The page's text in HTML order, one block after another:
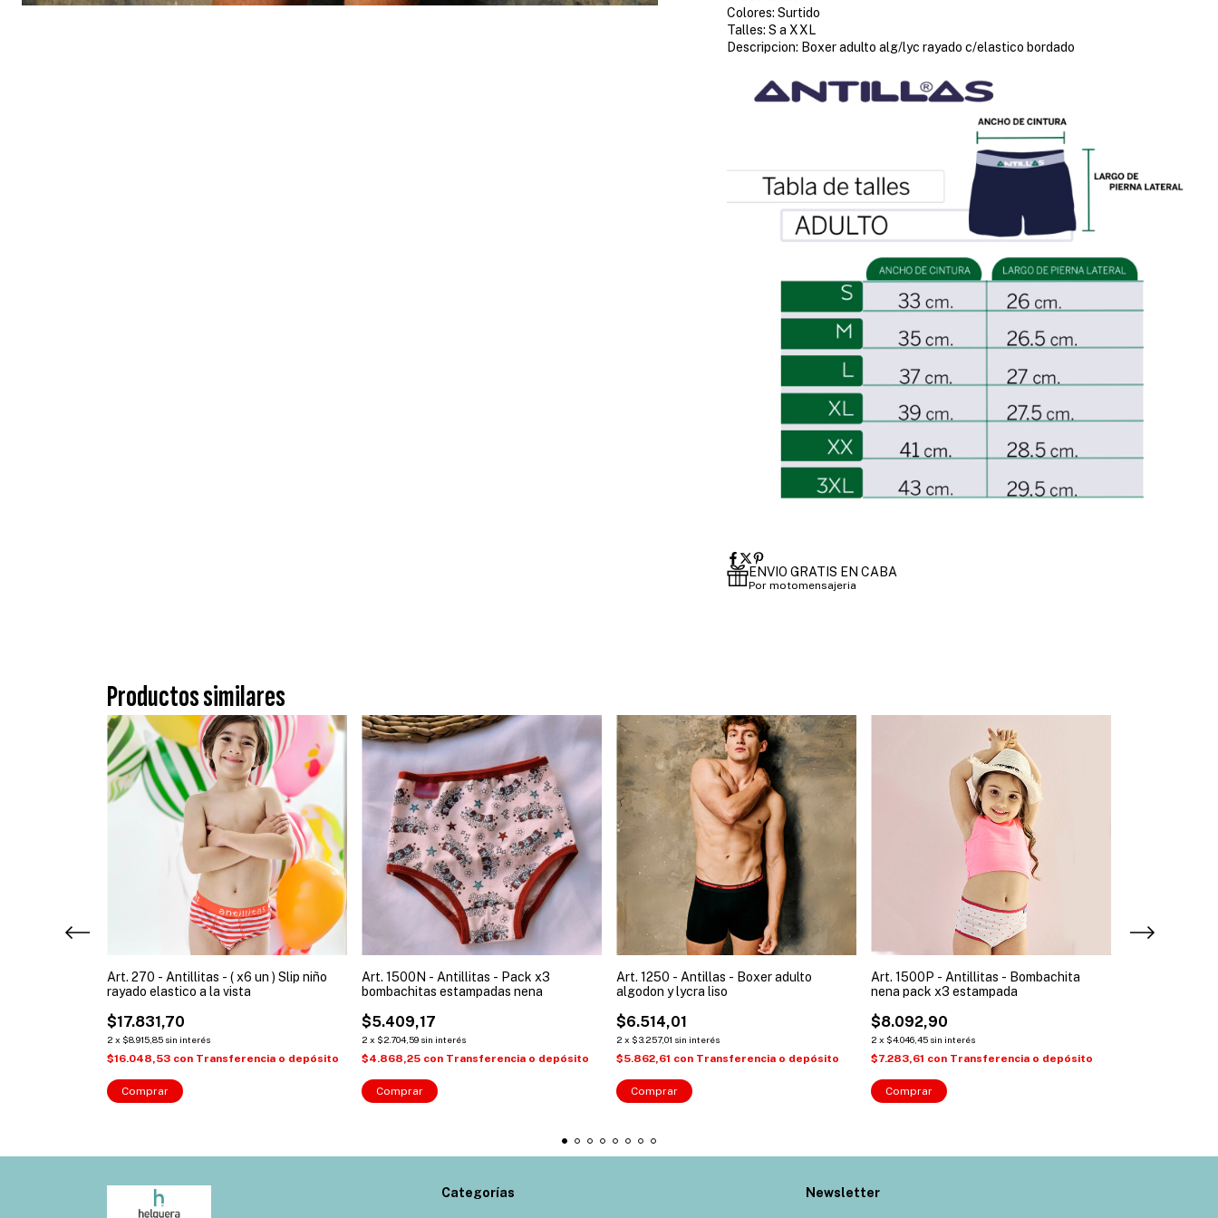
Colores: Surtido
Talles: S a XXL
Descripcion: Boxer adulto alg/lyc rayado c/elastico bordado
ENVIO GRATIS EN CABA
Por motomensajeria
Productos similares
Art. 270 - Antillitas - ( x6 un ) Slip niño
rayado elastico a la vista
$17.831,70
2 x $8.915,85 sin interés
$16.048,53 con Transferencia o depósito
Comprar
Art. 1500N - Antillitas - Pack x3
bombachitas estampadas nena
$5.409,17
2 x $2.704,59 sin interés
$4.868,25 con Transferencia o depósito
Comprar
Art. 1250 - Antillas - Boxer adulto
algodon y lycra liso
$6.514,01
2 x $3.257,01 sin interés
$5.862,61 con Transferencia o depósito
Comprar
Art. 1500P - Antillitas - Bombachita
nena pack x3 estampada
$8.092,90
2 x $4.046,45 sin interés
$7.283,61 con Transferencia o depósito
Comprar
Categorías Newsletter